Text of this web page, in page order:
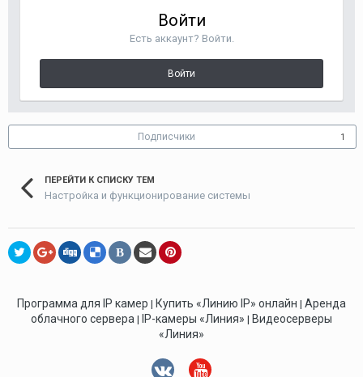
Войти
Есть аккаунт? Войти.
Войти
Подписчики 1
ПЕРЕЙТИ К СПИСКУ ТЕМ
Настройка и функционирование системы
В
Программа для IP камер | Купить «Линию IP» онлайн | Аренда
облачного сервера | IP-камеры «Линия» | Видеосерверы
«Линия»